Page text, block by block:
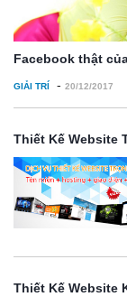
Facebook thật
GIẢI TRÍ - 20/12/2017
Thiết Kế Website
Thiết Kế Website